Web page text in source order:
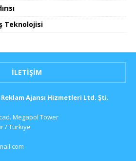
Teknolojisi
İLETIŞIM
Ajansı Hizmetleri Ltd. Şti.
Megapol Tower
/ Türkiye